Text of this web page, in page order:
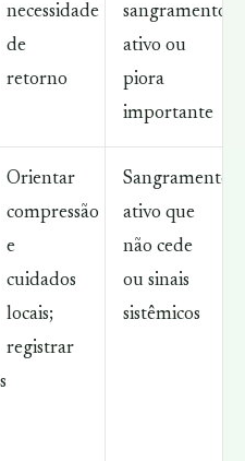
necessidade
de
retorno
sangramento
ativo ou
piora
importante
Orientar
compressão
e
cuidados
locais;
registrar
Sangramento
ativo que
não cede
ou sinais
sistêmicos